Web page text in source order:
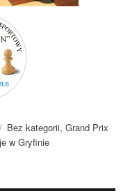
Kategorie
Bez kategorii,Grand Prix
w Gryfinie